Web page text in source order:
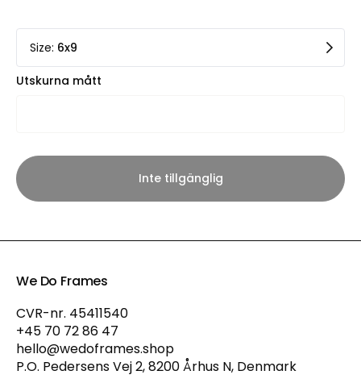
Size: 6x9
Utskurna mått
Inte tillgänglig
We Do Frames
CVR-nr. 45411540
+45 70 72 86 47
hello@wedoframes.shop
P.O. Pedersens Vej 2, 8200 Århus N, Denmark